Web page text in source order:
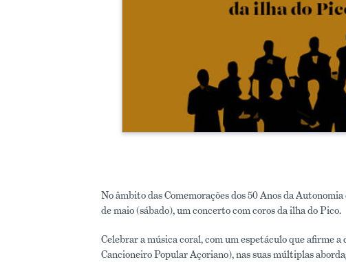
No âmbito das Comemorações dos 50 Anos da
de maio (sábado), um concerto com coros da ilha do Pico.
Celebrar a música coral, com um espetáculo que afirme
Cancioneiro Popular Açoriano), nas suas múltiplas